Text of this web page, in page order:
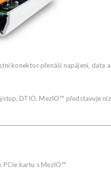
konektor přenáší napájení, data
DTIO. MezIO™ představuje
PCIe kartu s MezIO™